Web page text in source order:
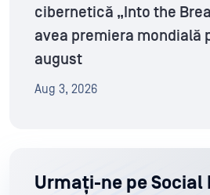
cibernetică „Into the
avea premiera mondială
august
Aug 3, 2026
Urmați-ne pe Social